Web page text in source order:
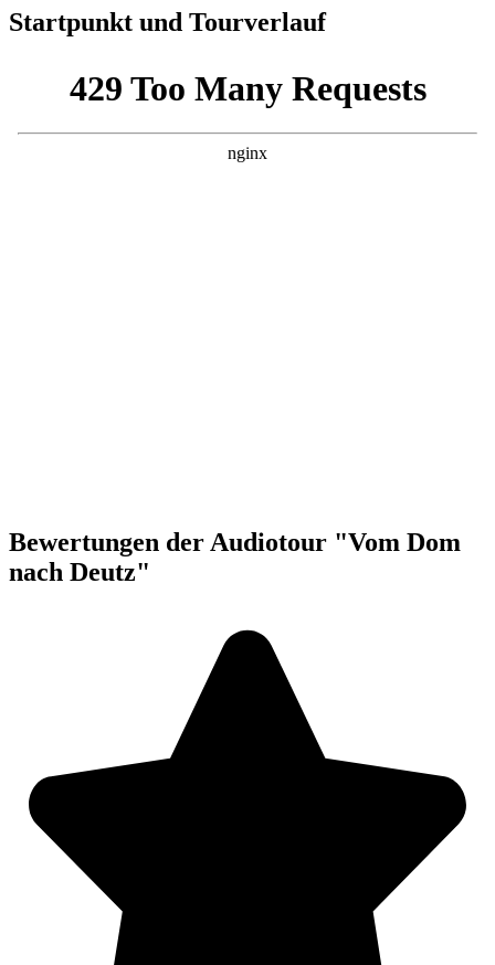
Startpunkt und Tourverlauf
Bewertungen der Audiotour "Vom Dom
nach Deutz"